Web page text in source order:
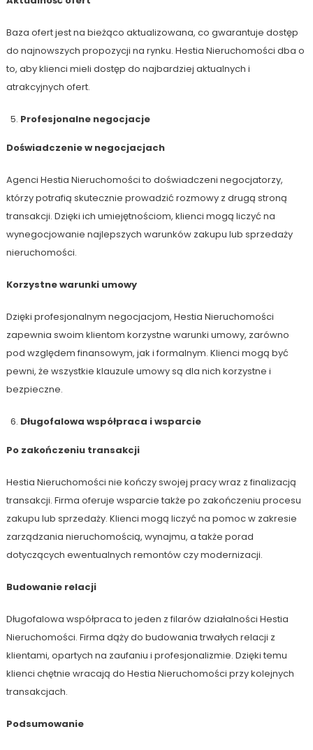
Baza ofert jest na bieżąco aktualizowana, co gwarantuje dostęp
do najnowszych propozycji na rynku. Hestia Nieruchomości dba o
to, aby klienci mieli dostęp do najbardziej aktualnych i
atrakcyjnych ofert.
Profesjonalne negocjacje
Doświadczenie w negocjacjach
Agenci Hestia Nieruchomości to doświadczeni negocjatorzy,
którzy potrafią skutecznie prowadzić rozmowy z drugą stroną
transakcji. Dzięki ich umiejętnościom, klienci mogą liczyć na
wynegocjowanie najlepszych warunków zakupu lub sprzedaży
nieruchomości.
Korzystne warunki umowy
Dzięki profesjonalnym negocjacjom, Hestia Nieruchomości
zapewnia swoim klientom korzystne warunki umowy, zarówno
pod względem finansowym, jak i formalnym. Klienci mogą być
pewni, że wszystkie klauzule umowy są dla nich korzystne i
bezpieczne.
Długofalowa współpraca i wsparcie
Po zakończeniu transakcji
Hestia Nieruchomości nie kończy swojej pracy wraz z finalizacją
transakcji. Firma oferuje wsparcie także po zakończeniu procesu
zakupu lub sprzedaży. Klienci mogą liczyć na pomoc w zakresie
zarządzania nieruchomością, wynajmu, a także porad
dotyczących ewentualnych remontów czy modernizacji.
Budowanie relacji
Długofalowa współpraca to jeden z filarów działalności Hestia
Nieruchomości. Firma dąży do budowania trwałych relacji z
klientami, opartych na zaufaniu i profesjonalizmie. Dzięki temu
klienci chętnie wracają do Hestia Nieruchomości przy kolejnych
transakcjach.
Podsumowanie